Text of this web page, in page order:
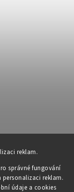
reklam.
správné fungování
reklam.
údaje a cookies